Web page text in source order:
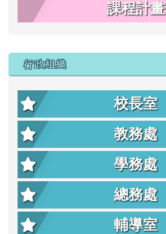
課程計畫
行政組織
校長室
教務處
學務處
總務處
輔導室